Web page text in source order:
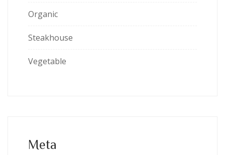
Organic
Steakhouse
Vegetable
Meta